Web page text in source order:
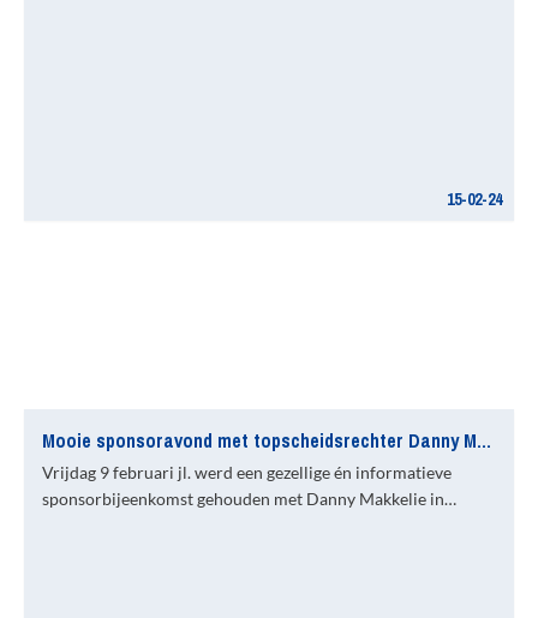
15-02-24
Mooie sponsoravond met topscheidsrechter Danny Makkelie
Vrijdag 9 februari jl. werd een gezellige én informatieve
sponsorbijeenkomst gehouden met Danny Makkelie in…